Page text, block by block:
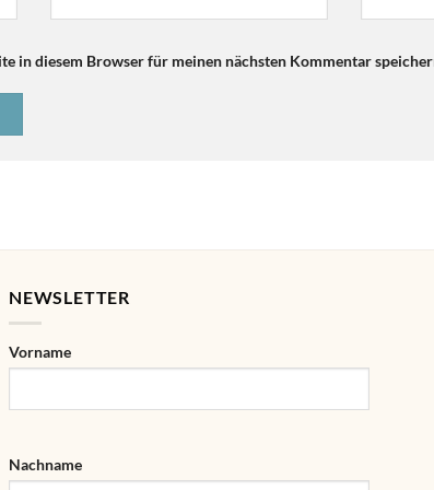
in diesem Browser für meinen nächsten Kommentar
NEWSLETTER
Vorname
Nachname